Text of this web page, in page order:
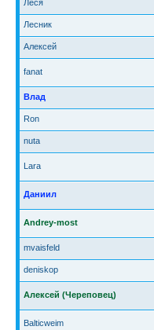
Леся
Лесник
Алексей
fanat
Влад
Ron
nuta
Lara
Даниил
Andrey-most
mvaisfeld
deniskop
Алексей (Череповец)
Balticweim